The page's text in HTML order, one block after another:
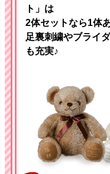
ト」は
2体セットなら1体
足裏刺繍やブライ
も充実♪